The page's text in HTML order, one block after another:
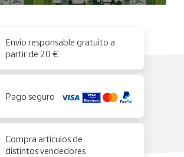
Envío responsable gratuito a
partir de 20 €
Pago seguro
Compra artículos de
distintos vendedores